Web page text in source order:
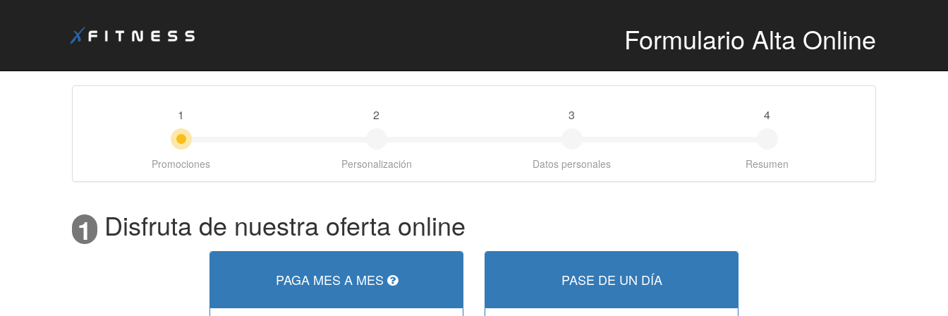
Formulario Alta Online
1
Promociones
2
Personalización
3
Datos personales
4
Resumen
1 Disfruta de nuestra oferta online
PAGA MES A MES PASE DE UN DÍA